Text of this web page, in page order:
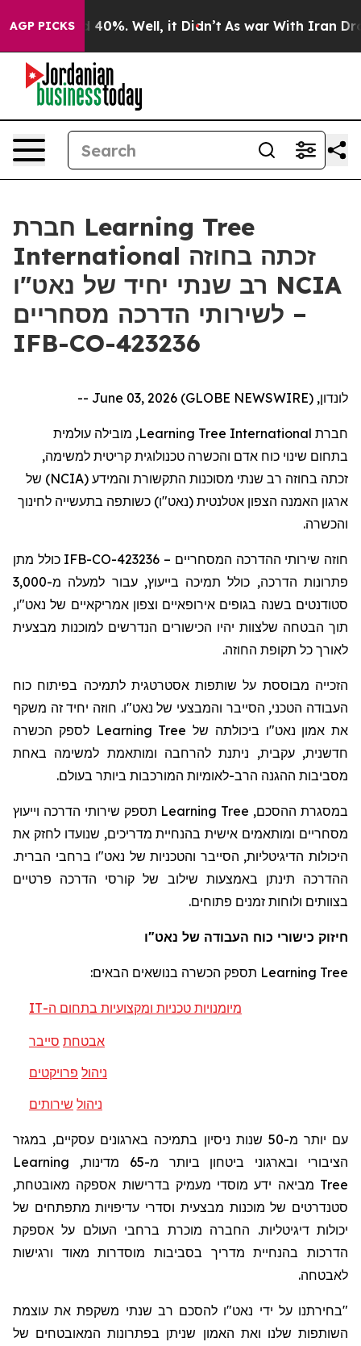
AGP PICKS
Around 40%. Well, it Didn’t As war With Iran Drove
חברת Learning Tree
International זכתה בחוזה
רב שנתי יחיד של נאט"ו NCIA
לשירותי הדרכה מסחריים –
IFB-CO-423236
לונדון, June 03, 2026 (GLOBE NEWSWIRE) --
חברת Learning Tree International, מובילה עולמית
בתחום שינוי כוח אדם והכשרה טכנולוגית קריטית למשימה,
זכתה בחוזה רב שנתי מסוכנות התקשורת והמידע (NCIA) של
ארגון האמנה הצפון אטלנטית (נאט"ו) כשותפה בתעשייה לחינוך
והכשרה.
חוזה שירותי ההדרכה המסחריים – IFB-CO-423236 כולל מתן
פתרונות הדרכה, כולל תמיכה בייעוץ, עבור למעלה מ-3,000
סטודנטים בשנה בגופים אירופאיים וצפון אמריקאיים של נאט"ו,
תוך הבטחה שלצוות יהיו הכישורים הנדרשים למוכנות מבצעית
לאורך כל תקופת החוזה.
הזכייה מבוססת על שותפות אסטרטגית לתמיכה בפיתוח כוח
העבודה הטכני, הסייבר והמבצעי של נאט"ו. חוזה יחיד זה משקף
את אמון נאט"ו ביכולתה של Learning Tree לספק הכשרה
חדשנית, עקבית, ניתנת להרחבה ומותאמת למשימה באחת
מסביבות ההגנה הרב-לאומיות המורכבות ביותר בעולם.
במסגרת ההסכם, Learning Tree תספק שירותי הדרכה וייעוץ
מסחריים ומותאמים אישית בהנחיית מדריכים, שנועדו לחזק את
היכולות הדיגיטליות, הסייבר והטכניות של נאט"ו ברחבי הברית.
ההדרכה תינתן באמצעות שילוב של קורסי הדרכה פרטיים
בצוותים ולוחות זמנים פתוחים.
חיזוק כישורי כוח העבודה של נאט"ו
Learning Tree תספק הכשרה בנושאים הבאים:
מיומנויות טכניות ומקצועיות בתחום ה-IT
אבטחת סייבר
ניהול פרויקטים
ניהול שירותים
עם יותר מ-50 שנות ניסיון בתמיכה בארגונים עסקיים, במגזר
הציבורי ובארגוני ביטחון ביותר מ-65 מדינות,
Learning
Tree מביאה ידע מוסדי מעמיק בדרישות אספקה מאובטחת,
סטנדרטים של מוכנות מבצעית וסדרי עדיפויות מתפתחים של
יכולות דיגיטליות. החברה מוכרת ברחבי העולם על אספקת
הדרכות בהנחיית מדריך בסביבות מוסדרות מאוד ורגישות
לאבטחה.
"בחירתנו על ידי נאט"ו להסכם רב שנתי משקפת את עוצמת
השותפות שלנו ואת האמון שניתן בפתרונות המאובטחים של